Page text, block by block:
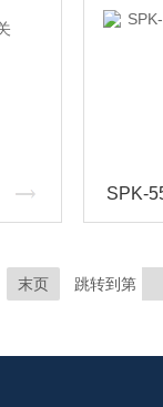
末页 跳转到第